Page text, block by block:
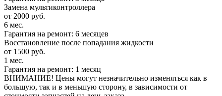
Замена мультиконтроллера
от 2000 руб.
6 мес.
Гарантия на ремонт: 6 месяцев
Восстановление после попадания жидкости
от 1500 руб.
1 мес.
Гарантия на ремонт: 1 месяц
ВНИМАНИЕ! Цены могут незначительно изменяться как в
большую, так и в меньшую сторону, в зависимости от